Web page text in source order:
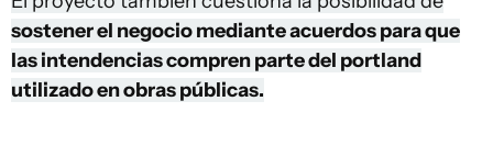
sostener el negocio mediante acuerdos para que
las intendencias compren parte del portland
utilizado en obras públicas.